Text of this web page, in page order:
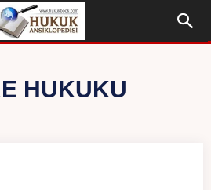
HUKUKU